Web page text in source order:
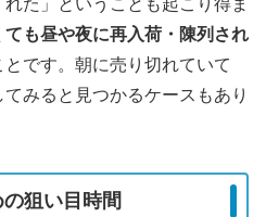
ても昼や夜に再入荷・陳列され
とです。朝に売り切れていて
みると見つかるケースもあり
狙い目時間